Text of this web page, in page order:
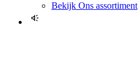
Bekijk Ons assortiment